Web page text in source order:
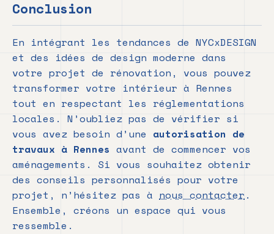
Conclusion
En intégrant les tendances de NYCxDESIGN
et des idées de design moderne dans
votre projet de rénovation, vous pouvez
transformer votre intérieur à Rennes
tout en respectant les réglementations
locales. N’oubliez pas de vérifier si
vous avez besoin d’une autorisation de
travaux à Rennes avant de commencer vos
aménagements. Si vous souhaitez obtenir
des conseils personnalisés pour votre
projet, n’hésitez pas à nous contacter.
Ensemble, créons un espace qui vous
ressemble.